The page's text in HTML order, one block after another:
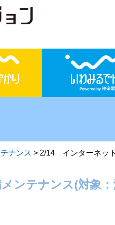
ナンス > 2/14 インターネッ
ンテナンス(対象：